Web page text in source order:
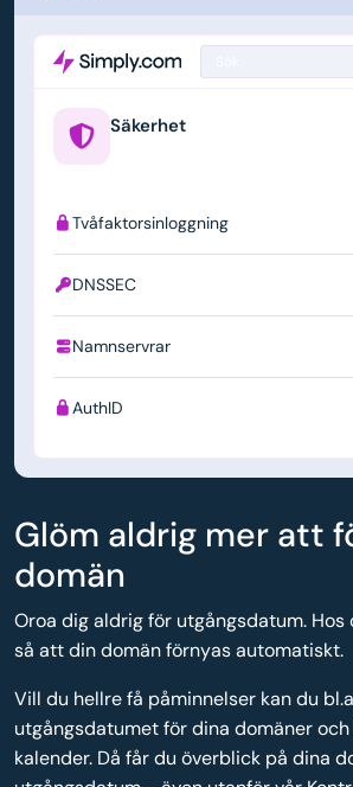
Säkerhet
Tvåfaktorsinloggning
DNSSEC
Namnservrar
AuthID
Glöm aldrig mer att
domän
Oroa dig aldrig för utgångsdatum. Hos
så att din domän förnyas automatiskt.
Vill du hellre få påminnelser kan du
utgångsdatumet för dina domäner
kalender. Då får du överblick på dina